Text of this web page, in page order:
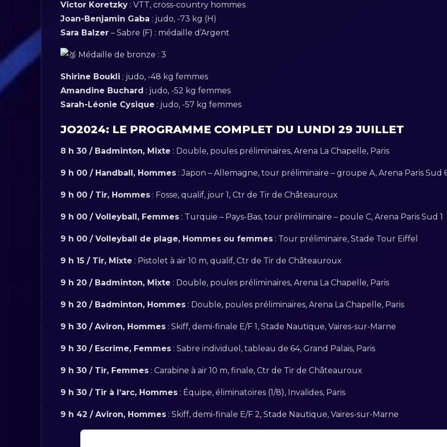
Victor Koretzky : VTT, cross-country hommes
Joan-Benjamin Gaba : judo, -73 kg (H)
Sara Balzer – Sabre (F) : médaille d’Argent
Médaille de bronze : 3
Shirine Boukli : judo, -48 kg femmes
Amandine Buchard : judo, -52 kg femmes
Sarah-Léonie Cysique : judo, -57 kg femmes
JO2024: LE PROGRAMME COMPLET DU LUNDI 29 JUILLET
8 h 30 / Badminton, Mixte : Double, poules préliminaires, Arena La Chapelle, Paris
9 h 00 / Handball, Hommes : Japon – Allemagne, tour préliminaire – groupe A, Arena Paris Sud
9 h 00 / Tir, Hommes : Fosse, qualif, jour 1, Ctr de Tir de Châteauroux
9 h 00 / Volleyball, Femmes : Turquie – Pays-Bas, tour préliminaire – poule C, Arena Paris Sud 1
9 h 00 / Volleyball de plage, Hommes ou femmes : Tour préliminaire, Stade Tour Eiffel
9 h 15 / Tir, Mixte : Pistolet à air 10 m, qualif, Ctr de Tir de Châteauroux
9 h 20 / Badminton, Mixte : Double, poules préliminaires, Arena La Chapelle, Paris
9 h 20 / Badminton, Hommes : Double, poules préliminaires, Arena La Chapelle, Paris
9 h 30 / Aviron, Hommes : Skiff, demi-finale E/F 1, Stade Nautique, Vaires-sur-Marne
9 h 30 / Escrime, Femmes : Sabre individuel, tableau de 64, Grand Palais, Paris
9 h 30 / Tir, Femmes : Carabine à air 10 m, finale, Ctr de Tir de Châteauroux
9 h 30 / Tir à l’arc, Hommes : Équipe, éliminatoires (1/8), Invalides, Paris
9 h 42 / Aviron, Hommes : Skiff, demi-finale E/F 2, Stade Nautique, Vaires-sur-Marne